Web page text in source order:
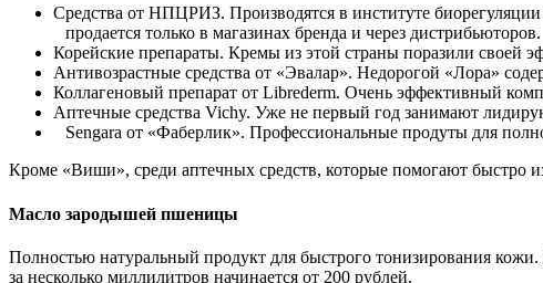
Средства от НПЦРИЗ. Производятся в институте
продается только в магазинах бренда и через дистрибьюторов.
Корейские препараты. Кремы из этой страны поразили
Антивозрастные средства от «Эвалар». Недорогой «Лора»
Коллагеновый препарат от Librederm. Очень эффективный
Аптечные средства Vichy. Уже не первый год занимают
Sengara от «Фаберлик». Профессиональные продуты для
Кроме «Виши», среди аптечных средств, которые помогают быстро
Масло зародышей пшеницы
Полностью натуральный продукт для быстрого тонизирования
за несколько миллилитров начинается от 200 рублей.